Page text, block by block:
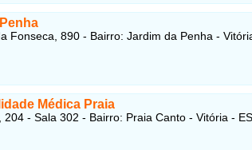
Fonseca, 890 - Bairro: Jardim da Penha -
Médica Praia
- Sala 302 - Bairro: Praia Canto - Vitória -